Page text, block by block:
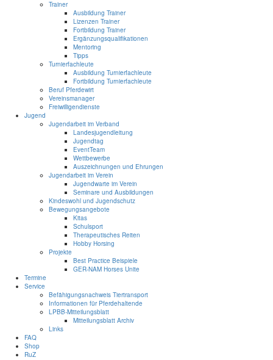
Trainer
Ausbildung Trainer
Lizenzen Trainer
Fortbildung Trainer
Ergänzungsqualifikationen
Mentoring
Tipps
Turnierfachleute
Ausbildung Turnierfachleute
Fortbildung Turnierfachleute
Beruf Pferdewirt
Vereinsmanager
Freiwilligendienste
Jugend
Jugendarbeit im Verband
Landesjugendleitung
Jugendtag
EventTeam
Wettbewerbe
Auszeichnungen und Ehrungen
Jugendarbeit im Verein
Jugendwarte im Verein
Seminare und Ausbildungen
Kindeswohl und Jugendschutz
Bewegungsangebote
Kitas
Schulsport
Therapeutisches Reiten
Hobby Horsing
Projekte
Best Practice Beispiele
GER-NAM Horses Unite
Termine
Service
Befähigungsnachweis Tiertransport
Informationen für Pferdehaltende
LPBB-Mitteilungsblatt
Mitteilungsblatt Archiv
Links
FAQ
Shop
RuZ